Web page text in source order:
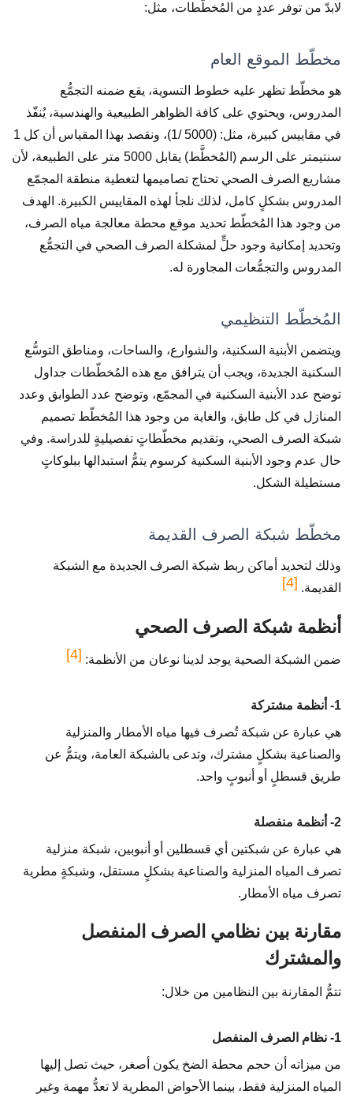
لابدّ من توفر عددٍ من المُخطّطات، مثل:
مخطّط الموقع العام
هو مخطّط تظهر عليه خطوط التسوية، يقع ضمنه التجمُّع
المدروس، ويحتوي على كافة الظواهر الطبيعية والهندسية، يُنفّذ
في مقاييس كبيرة، مثل: (5000 /1)، ونقصد بهذا المقياس أن كل 1
سنتيمتر على الرسم (المُخطَّط) يقابل 5000 متر على الطبيعة، لأن
مشاريع الصرف الصحي تحتاج تصاميمها لتغطية منطقة المجمّع
المدروس بشكلٍ كامل، لذلك نلجأ لهذه المقاييس الكبيرة. الهدف
من وجود هذا المُخطّط تحديد موقع محطة معالجة مياه الصرف،
وتحديد إمكانية وجود حلٍّ لمشكلة الصرف الصحي في التجمُّع
المدروس والتجمُّعات المجاورة له.
المُخطّط التنظيمي
ويتضمن الأبنية السكنية، والشوارع، والساحات، ومناطق التوسُّع
السكنية الجديدة، ويجب أن يترافق مع هذه المُخطّطات جداول
توضح عدد الأبنية السكنية في المجمّع، وتوضح عدد الطوابق وعدد
المنازل في كل طابق، والغاية من وجود هذا المُخطّط تصميم
شبكة الصرف الصحي، وتقديم مخطّطاتٍ تفصيليةٍ للدراسة. وفي
حال عدم وجود الأبنية السكنية كرسوم يتمُّ استبدالها ببلوكاتٍ
مستطيلة الشكل.
مخطّط شبكة الصرف القديمة
وذلك لتحديد أماكن ربط شبكة الصرف الجديدة مع الشبكة
القديمة. [4]
أنظمة شبكة الصرف الصحي
ضمن الشبكة الصحية يوجد لدينا نوعان من الأنظمة: [4]
1- أنظمة مشتركة
هي عبارة عن شبكة تُصرف فيها مياه الأمطار والمنزلية
والصناعية بشكلٍ مشترك، وتدعى بالشبكة العامة، ويتمُّ عن
طريق قسطلٍ أو أنبوبٍ واحد.
2- أنظمة منفصلة
هي عبارة عن شبكتين أي قسطلين أو أنبوبين، شبكة منزلية
تصرف المياه المنزلية والصناعية بشكلٍ مستقل، وشبكةٍ مطرية
تصرف مياه الأمطار.
مقارنة بين نظامي الصرف المنفصل
والمشترك
تتمُّ المقارنة بين النظامين من خلال:
1- نظام الصرف المنفصل
من ميزاته أن حجم محطة الضخ يكون أصغر، حيث تصل إليها
المياه المنزلية فقط، بينما الأحواض المطرية لا تعدُّ مهمة وغير